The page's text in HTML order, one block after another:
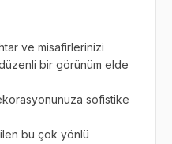
ve misafirlerinizi
bir görünüm elde
sofistike
bu çok yönlü